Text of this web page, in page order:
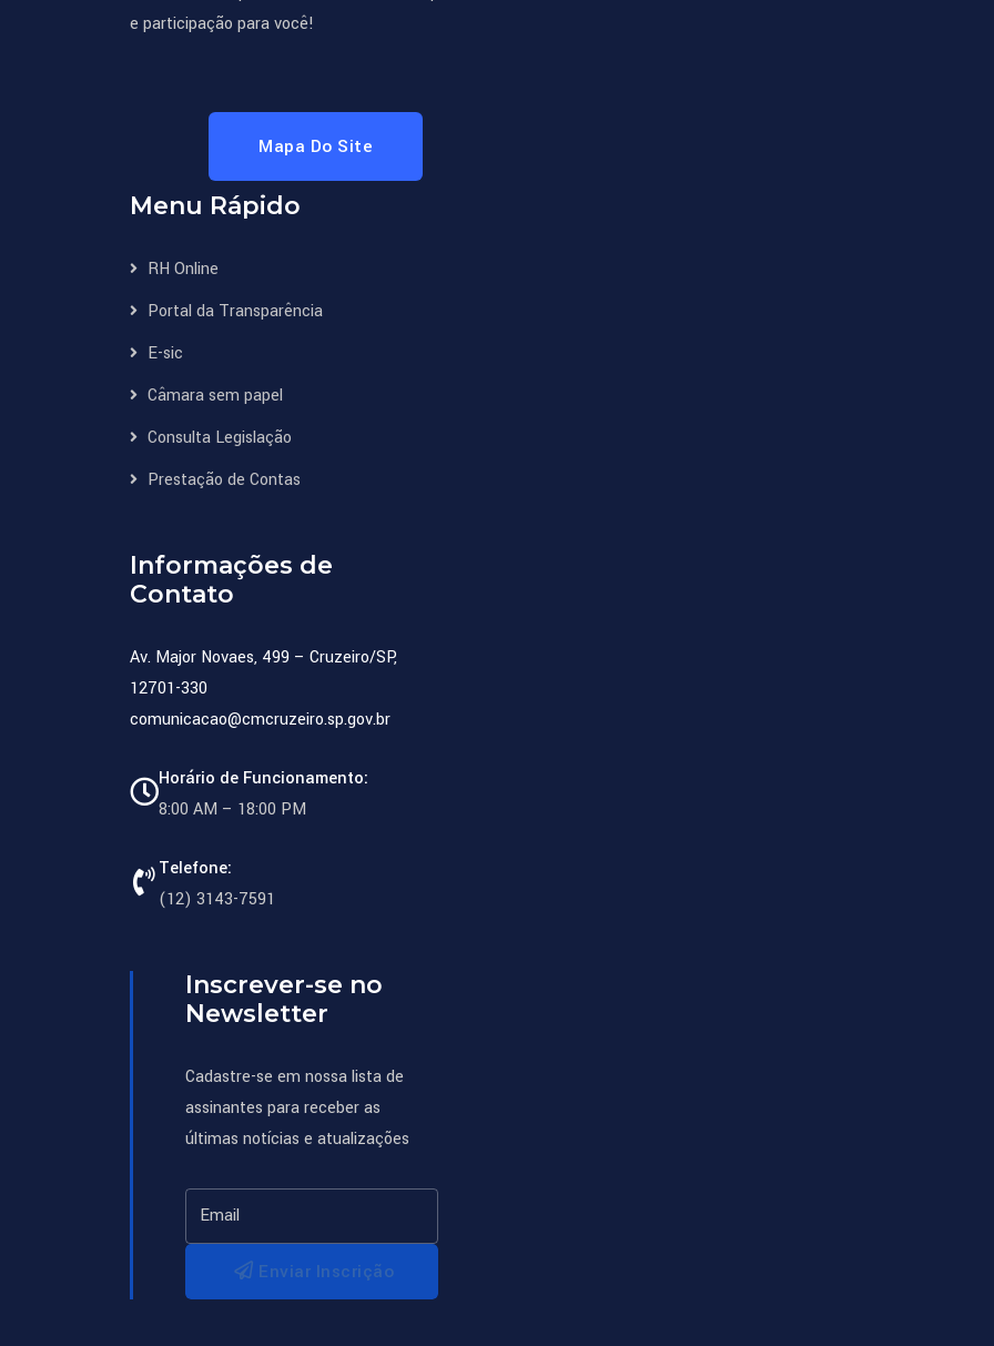
e participação para você!
Mapa Do Site
Menu Rápido
RH Online
Portal da Transparência
E-sic
Câmara sem papel
Consulta Legislação
Prestação de Contas
Informações de
Contato
Av. Major Novaes, 499 – Cruzeiro/SP,
12701-330
comunicacao@cmcruzeiro.sp.gov.br
Horário de Funcionamento:
8:00 AM – 18:00 PM
Telefone:
(12) 3143-7591
Inscrever-se no
Newsletter
Cadastre-se em nossa lista de
assinantes para receber as
últimas notícias e atualizações
Enviar Inscrição